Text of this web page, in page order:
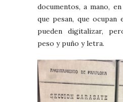
documentos, a mano,
que pesan, que ocupan
pueden digitalizar,
peso y puño y letra.